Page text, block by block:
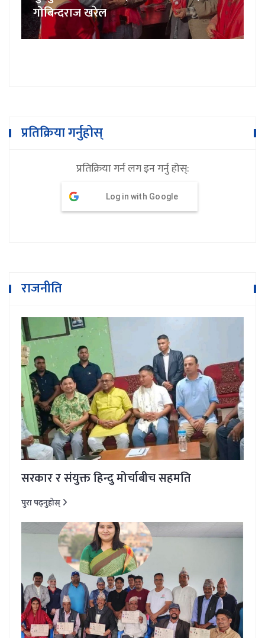
गोबिन्दराज खरेल
प्रतिक्रिया गर्नुहोस्
प्रतिक्रिया गर्न लग इन गर्नु होस्:
Log in with Google
राजनीति
सरकार र संयुक्त हिन्दु मोर्चाबीच सहमति
पुरा पढ्नुहोस्